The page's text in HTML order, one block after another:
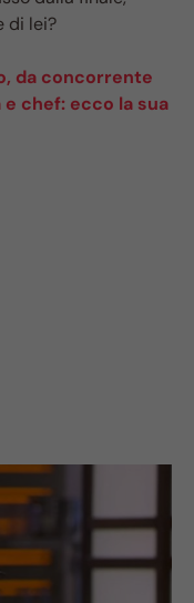
di lei?
da concorrente
chef: ecco la sua